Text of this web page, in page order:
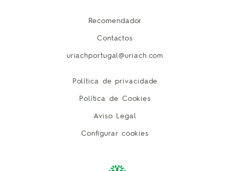
Recomendador
Contactos
uriachportugal@uriach.com
Política de privacidade
Política de Cookies
Aviso Legal
Configurar cookies